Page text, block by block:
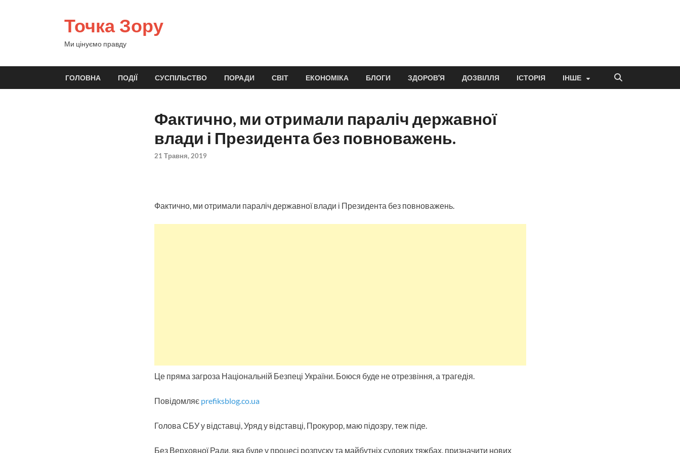
Точка Зору
Ми цінуємо правду
ГОЛОВНА ПОДІЇ СУСПІЛЬСТВО ПОРАДИ СВІТ ЕКОНОМІКА БЛОГИ ЗДОРОВ’Я ДОЗВІЛЛЯ ІСТОРІЯ ІНШЕ
Фактично, ми отримали параліч державної
влади і Президента без повноважень.
21 Травня, 2019
Фактично, ми отримали параліч державної влади і Президента без повноважень.
Це пряма загроза Національній Безпеці України. Боюся буде не отрезвіння, а трагедія.
Повідомляє prefiksblog.co.ua
Голова СБУ у відставці, Уряд у відставці, Прокурор, маю підозру, теж піде.
Без Верховної Ради, яка буде у процесі розпуску та майбутніх судових тяжбах, призначити нових